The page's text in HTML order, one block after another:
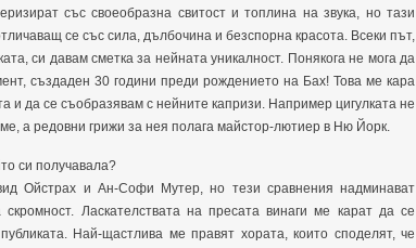
със своеобразна свитост и топлина на звука, но тази
се със сила, дълбочина и безспорна красота. Всеки път,
си давам сметка за нейната уникалност. Понякога не мога да
създаден 30 години преди рождението на Бах! Това ме кара
и да се съобразявам с нейните капризи. Например цигулката не
а редовни грижи за нея полага майстор-лютиер в Ню Йорк.
си получавала?
Ойстрах и Ан-Софи Мутер, но тези сравнения надминават
Ласкателствата на пресата винаги ме карат да се
Най-щастлива ме правят хората, които споделят, че